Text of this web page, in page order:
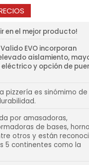
en el mejor producto!
EVO incorporan
aislamiento,
y opción de
pizzería es sinómimo
por amasadoras,
de bases,
otros y están
5 continentes como la